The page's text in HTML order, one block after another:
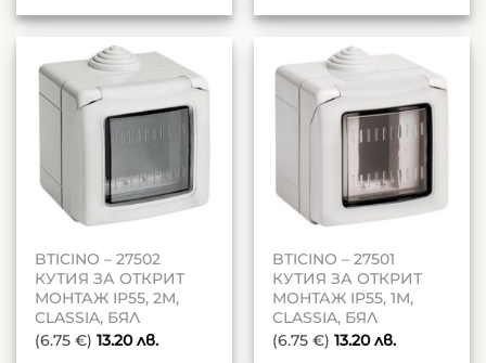
BTICINO – 27502
КУТИЯ ЗА ОТКРИТ
МОНТАЖ IP55, 2М,
CLASSIA, БЯЛ
(6.75 €) 13.20лв.
BTICINO – 27501
КУТИЯ ЗА ОТКРИТ
МОНТАЖ IP55, 1М,
CLASSIA, БЯЛ
(6.75 €) 13.20лв.